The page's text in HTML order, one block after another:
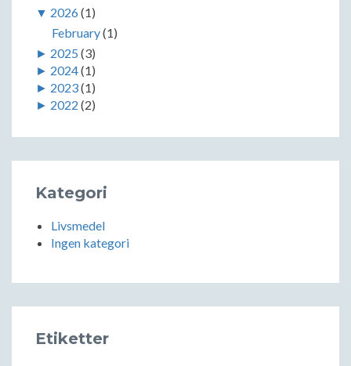
▼ 2026(1)
February(1)
► 2025 (3)
► 2024(1)
► 2023(1)
► 2022 (2)
Kategori
Livsmedel
Ingen kategori
Etiketter